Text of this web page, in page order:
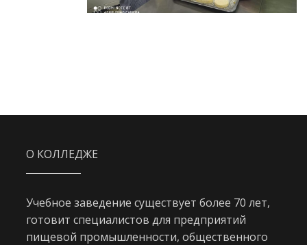
О КОЛЛЕДЖЕ
Учебное заведение существует более 70 лет,
готовит специалистов для предприятий
пищевой промышленности, общественного